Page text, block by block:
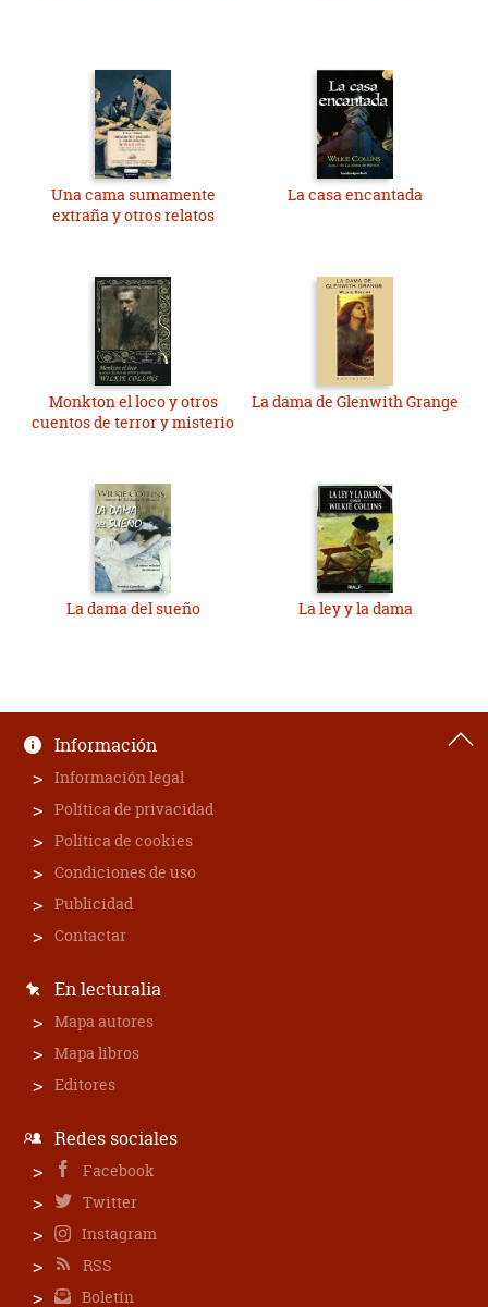
Una cama sumamente
extraña y otros relatos
La casa encantada
Monkton el loco y otros
cuentos de terror y misterio
La dama de Glenwith Grange
La dama del sueño La ley y la dama
Información
Información legal
Política de privacidad
Política de cookies
Condiciones de uso
Publicidad
Contactar
En lecturalia
Mapa autores
Mapa libros
Editores
Redes sociales
Facebook
Twitter
Instagram
RSS
Boletín